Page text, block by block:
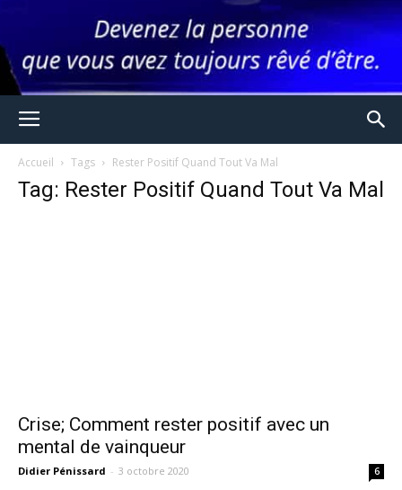
Accueil Tags Rester Positif Quand Tout Va Mal
Tag: Rester Positif Quand Tout Va Mal
Crise; Comment rester positif avec un
mental de vainqueur
Didier Pénissard - 3 octobre 2020 6